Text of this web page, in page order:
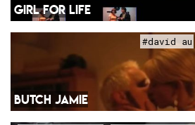
GIRL FOR LIFE
#david au
BUTCH JAMIE